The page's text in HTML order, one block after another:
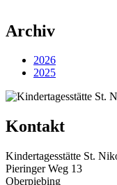
Archiv
2026
2025
Kontakt
Kindertagesstätte St.
Pieringer Weg 13
Oberpiebing